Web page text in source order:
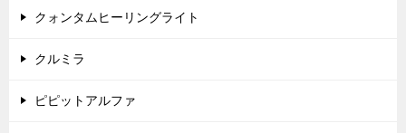
クォンタムヒーリングライト
クルミラ
ピピットアルファ